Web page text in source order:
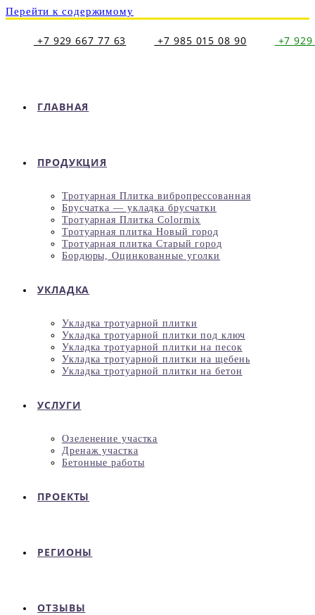
Перейти к содержимому
+7 929 667 77 63 +7 985 015 08 90 +7
ГЛАВНАЯ
ПРОДУКЦИЯ
Тротуарная Плитка вибропрессованная
Брусчатка — укладка брусчатки
Тротуарная Плитка Colormix
Тротуарная плитка Новый город
Тротуарная плитка Старый город
Бордюры, Оцинкованные уголки
УКЛАДКА
Укладка тротуарной плитки
Укладка тротуарной плитки под ключ
Укладка тротуарной плитки на песок
Укладка тротуарной плитки на щебень
Укладка тротуарной плитки на бетон
УСЛУГИ
Озеленение участка
Дренаж участка
Бетонные работы
ПРОЕКТЫ
РЕГИОНЫ
ОТЗЫВЫ